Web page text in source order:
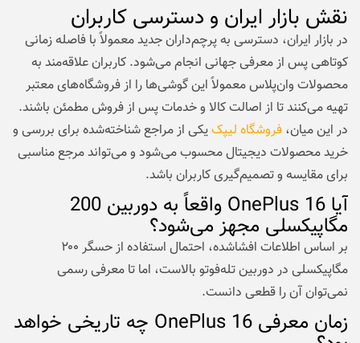
نقش بازار ایران و دسترسی کاربران
در بازار ایران، دسترسی به پرچم‌داران جدید معمولاً با فاصله زمانی
کوتاهی پس از معرفی جهانی انجام می‌شود. کاربران علاقه‌مند به
محصولات وان‌پلاس معمولاً این گوشی‌ها را از فروشگاه‌های معتبر
تهیه می‌کنند تا از اصالت کالا و خدمات پس از فروش مطمئن باشند.
در این میان، فروشگاه لیپکیکی از مراجع شناخته‌شده برای بررسی و
خرید محصولات دیجیتال محسوب می‌شود و می‌تواند مرجع مناسبی
برای مقایسه و تصمیم‌گیری کاربران باشد.
آیا OnePlus 16 واقعاً به دوربین 200
مگاپیکسلی مجهز می‌شود؟
بر اساس اطلاعات افشاشده، احتمال استفاده از حسگر ۲۰۰
مگاپیکسلی در دوربین تله‌فوتو بالاست، اما تا معرفی رسمی
نمی‌توان آن را قطعی دانست.
زمان معرفی OnePlus 16 چه تاریخی خواهد